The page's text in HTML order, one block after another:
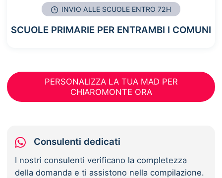
INVIO ALLE SCUOLE ENTRO 72H
SCUOLE PRIMARIE PER ENTRAMBI I COMUNI
PERSONALIZZA LA TUA MAD PER
CHIAROMONTE ORA
Consulenti dedicati
I nostri consulenti verificano la completezza
della domanda e ti assistono nella compilazione.